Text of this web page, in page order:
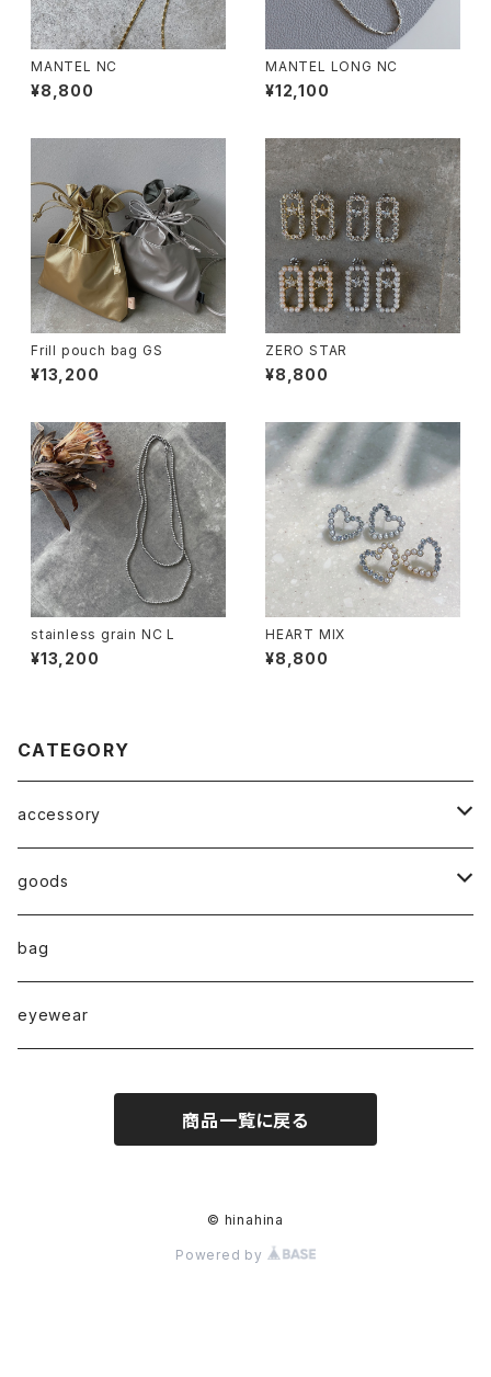
MANTEL NC
¥8,800
MANTEL LONG NC
¥12,100
Frill pouch bag GS
¥13,200
ZERO STAR
¥8,800
stainless grain NC L
¥13,200
HEART MIX
¥8,800
CATEGORY
accessory
◇ZERO series◇
◇enclosure series◇(封入)
◇puchipuchi series◇
goods
broach
i phone case
bag
eyewear
商品一覧に戻る
© hinahina
Powered by